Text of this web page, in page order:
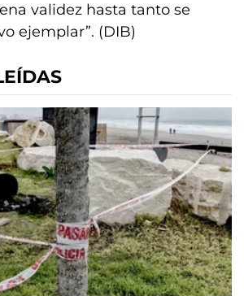
validez hasta tanto se
ejemplar”. (DIB)